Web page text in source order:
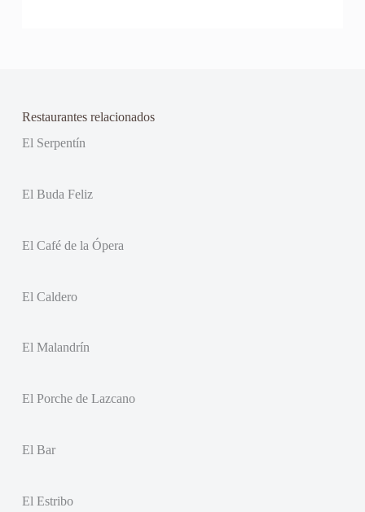
Restaurantes relacionados
El Serpentín
El Buda Feliz
El Café de la Ópera
El Caldero
El Malandrín
El Porche de Lazcano
El Bar
El Estribo